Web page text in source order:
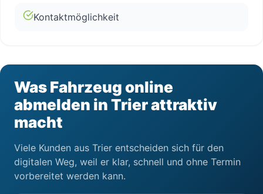
Kontaktmöglichkeit
Was Fahrzeug online
abmelden in Trier attraktiv
macht
Viele Kunden aus Trier entscheiden sich für den
digitalen Weg, weil er klar, schnell und ohne Termin
vorbereitet werden kann.